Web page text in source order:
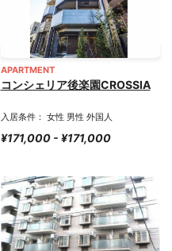
APARTMENT
コンシェリア後楽園CROSSIA
入居条件： 女性 男性 外国人
¥171,000 - ¥171,000